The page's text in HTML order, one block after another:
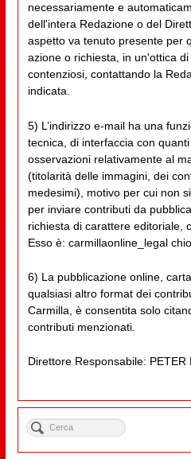
necessariamente e
dell'intera Redazione o del
aspetto va tenuto presente per
azione o richiesta, in un'ottica
contenziosi, contattando la
indicata.
5) L’indirizzo e-mail ha una
tecnica, di interfaccia con
osservazioni relativamente al
(titolarità delle immagini, dei
medesimi), motivo per cui non
per inviare contributi da
richiesta di carattere editoriale,
Esso è: carmillaonline_legal
6) La pubblicazione online,
qualsiasi altro format dei
Carmilla, è consentita solo
contributi menzionati.
Direttore Responsabile: PETER